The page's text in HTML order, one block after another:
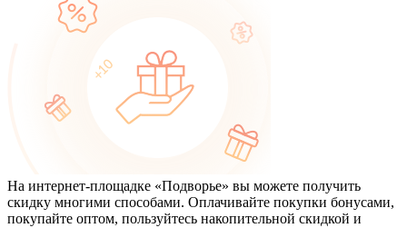
На интернет-площадке «Подворье» вы можете получить
скидку многими способами. Оплачивайте покупки бонусами,
покупайте оптом, пользуйтесь накопительной скидкой и